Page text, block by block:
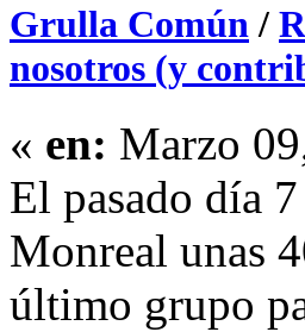
Grulla Común /
nosotros (y
« en: Marzo
El pasado día
Monreal unas
último grupo